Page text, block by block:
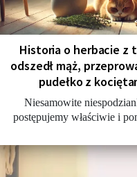
Historia o herbacie z
odszedł mąż,
pudełko z
Niesamowite
postępujemy właściwie i